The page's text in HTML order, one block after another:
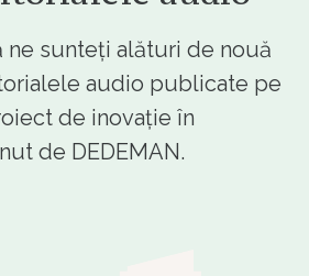
sunteți alături de nouă
audio publicate pe
de inovație în
de DEDEMAN.